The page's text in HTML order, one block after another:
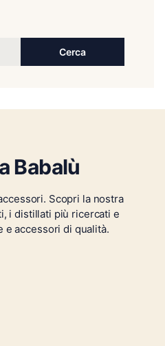
Cerca:
Cerca
Babalù
Scopri la nostra
i distillati più ricercati e
e accessori di qualità.